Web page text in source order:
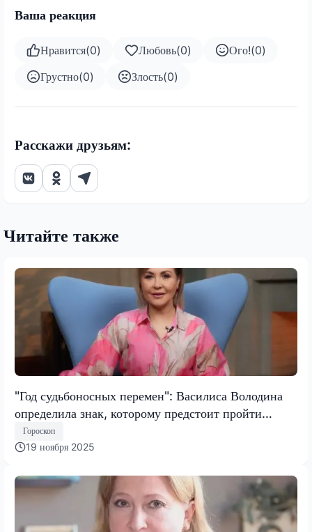
Ваша реакция
Нравится(0) Любовь(0) Ого!(0)
Грустно(0) Злость(0)
Расскажи друзьям:
Читайте также
"Год судьбоносных перемен": Василиса Володина
определила знак, которому предстоит пройти
испытание, меняющее все
Гороскоп
19 ноября 2025